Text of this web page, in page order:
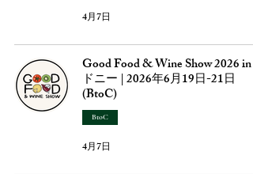
4月7日
Good Food & Wine Show 2026 in
ドニー | 2026年6月19日-21日
(BtoC)
BtoC
4月7日